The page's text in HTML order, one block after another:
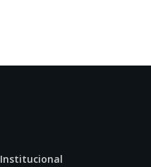
Institucional